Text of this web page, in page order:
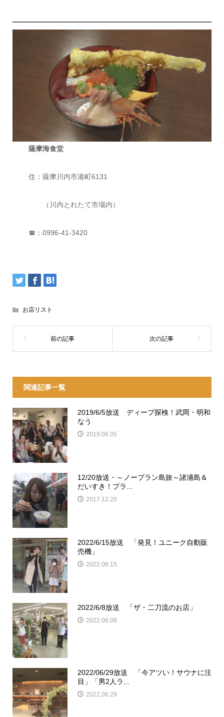
薩摩海食堂
住：薩摩川内市港町6131
（川内とれたて市場内）
☎：0996-41-3420
お店リスト
関連記事一覧
2019/6/5放送 ディープ探検！武岡・明和
なう
2019.06.05
12/20放送・～ノープラン島旅～諸浦島＆
だいすき！プラ...
2017.12.20
2022/6/15放送 「発見！ユニーク自動販
売機」
2022.06.15
2022/6/8放送 「ザ・二刀流のお店」
2022.06.08
2022/06/29放送 「今アツい！サウナに注
目」「男2人ラ...
2022.06.29